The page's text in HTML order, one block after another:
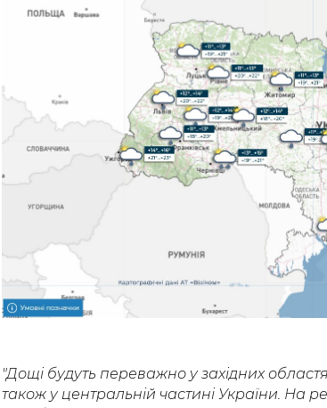
"Дощі будуть переважно у західних
також у центральній частині України. На